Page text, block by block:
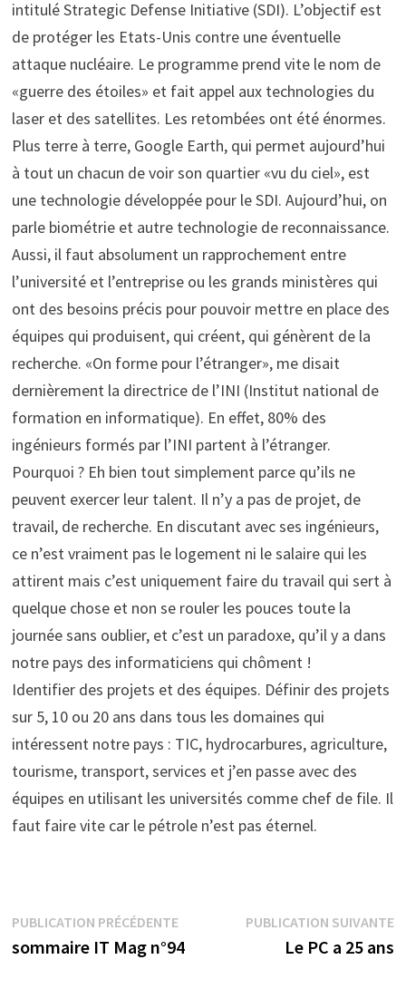
intitulé Strategic Defense Initiative (SDI). L’objectif est
de protéger les Etats-Unis contre une éventuelle
attaque nucléaire. Le programme prend vite le nom de
«guerre des étoiles» et fait appel aux technologies du
laser et des satellites. Les retombées ont été énormes.
Plus terre à terre, Google Earth, qui permet aujourd’hui
à tout un chacun de voir son quartier «vu du ciel», est
une technologie développée pour le SDI. Aujourd’hui, on
parle biométrie et autre technologie de reconnaissance.
Aussi, il faut absolument un rapprochement entre
l’université et l’entreprise ou les grands ministères qui
ont des besoins précis pour pouvoir mettre en place des
équipes qui produisent, qui créent, qui génèrent de la
recherche. «On forme pour l’étranger», me disait
dernièrement la directrice de l’INI (Institut national de
formation en informatique). En effet, 80% des
ingénieurs formés par l’INI partent à l’étranger.
Pourquoi ? Eh bien tout simplement parce qu’ils ne
peuvent exercer leur talent. Il n’y a pas de projet, de
travail, de recherche. En discutant avec ses ingénieurs,
ce n’est vraiment pas le logement ni le salaire qui les
attirent mais c’est uniquement faire du travail qui sert à
quelque chose et non se rouler les pouces toute la
journée sans oublier, et c’est un paradoxe, qu’il y a dans
notre pays des informaticiens qui chôment !
Identifier des projets et des équipes. Définir des projets
sur 5, 10 ou 20 ans dans tous les domaines qui
intéressent notre pays : TIC, hydrocarbures, agriculture,
tourisme, transport, services et j’en passe avec des
équipes en utilisant les universités comme chef de file. Il
faut faire vite car le pétrole n’est pas éternel.
Navigation
de
PUBLICATION PRÉCÉDENTEPublication
précédente :
sommaire IT Mag n°94
PUBLICATION SUIVANTE
Le PC a 25 ans